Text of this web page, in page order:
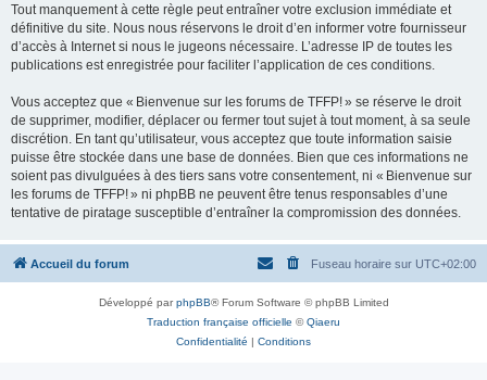
Tout manquement à cette règle peut entraîner votre exclusion immédiate et
définitive du site. Nous nous réservons le droit d’en informer votre fournisseur
d’accès à Internet si nous le jugeons nécessaire. L’adresse IP de toutes les
publications est enregistrée pour faciliter l’application de ces conditions.
Vous acceptez que « Bienvenue sur les forums de TFFP! » se réserve le droit
de supprimer, modifier, déplacer ou fermer tout sujet à tout moment, à sa seule
discrétion. En tant qu’utilisateur, vous acceptez que toute information saisie
puisse être stockée dans une base de données. Bien que ces informations ne
soient pas divulguées à des tiers sans votre consentement, ni « Bienvenue sur
les forums de TFFP! » ni phpBB ne peuvent être tenus responsables d’une
tentative de piratage susceptible d’entraîner la compromission des données.
Accueil du forum Fuseau horaire sur UTC+02:00
Développé parphpBB® Forum Software © phpBB Limited
Traduction française officielle ©Qiaeru
Confidentialité | Conditions